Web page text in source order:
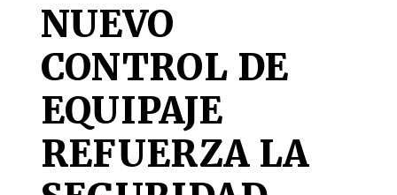
NUEVO
CONTROL DE
EQUIPAJE
REFUERZA LA